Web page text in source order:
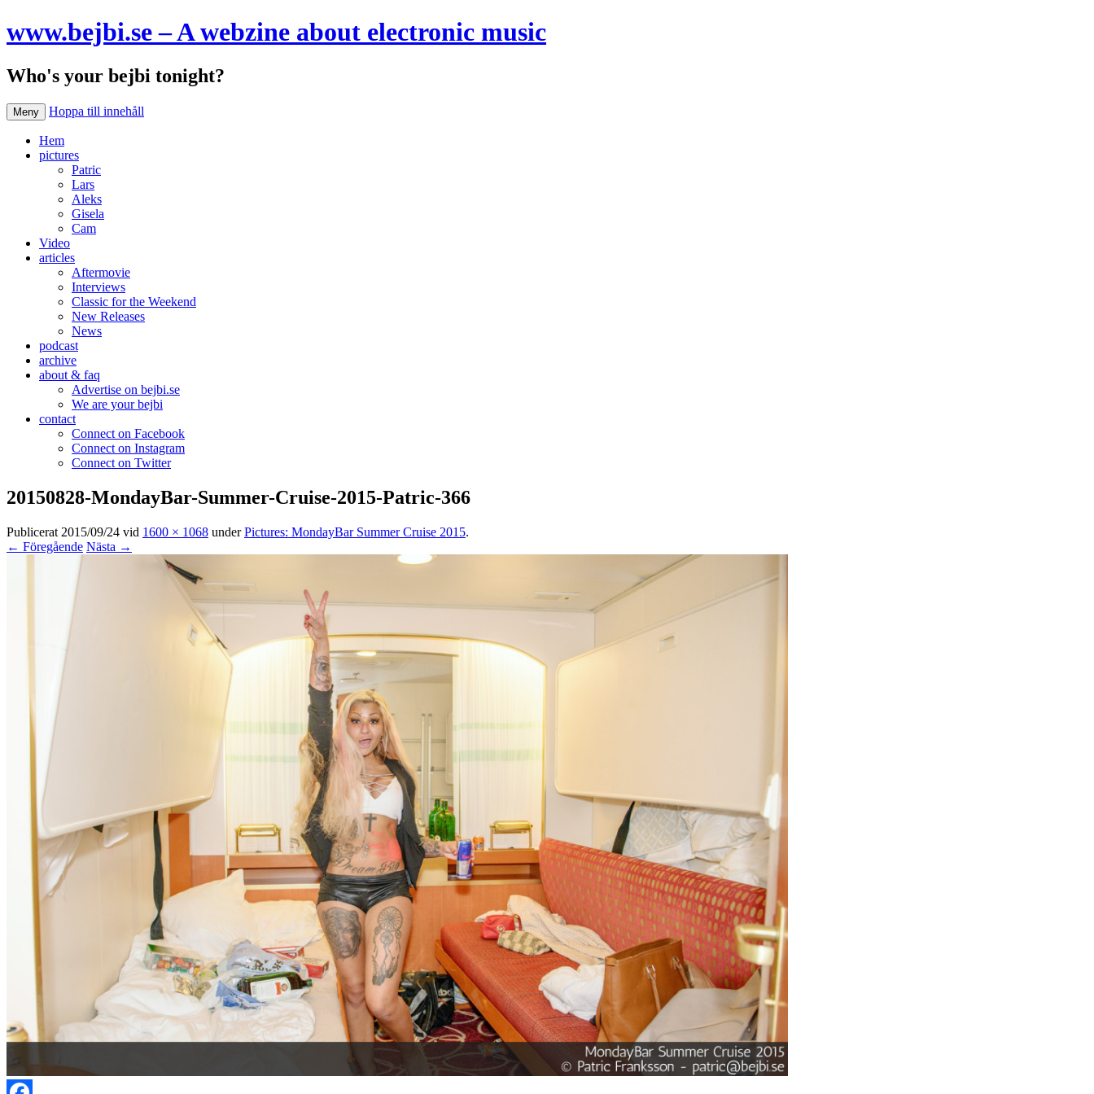
www.bejbi.se – A webzine about electronic music
Who's your bejbi tonight?
Meny Hoppa till innehåll
Hem
pictures
Patric
Lars
Aleks
Gisela
Cam
Video
articles
Aftermovie
Interviews
Classic for the Weekend
New Releases
News
podcast
archive
about & faq
Advertise on bejbi.se
We are your bejbi
contact
Connect on Facebook
Connect on Instagram
Connect on Twitter
20150828-MondayBar-Summer-Cruise-2015-Patric-366
Publicerat 2015/09/24 vid 1600 × 1068 underPictures: MondayBar Summer Cruise 2015.
← Föregående Nästa →